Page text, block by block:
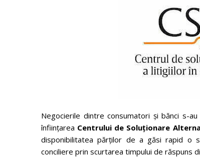
Negocierile dintre consumatori și bănci s-
înființarea Centrului de Soluționare
disponibilitatea părților de a găsi rapid o
conciliere prin scurtarea timpului de răspuns